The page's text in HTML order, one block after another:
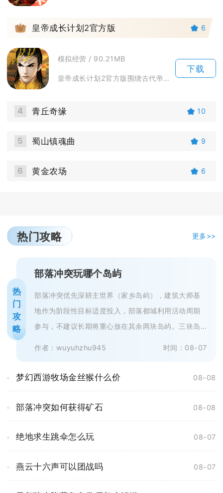
3 皇帝成长计划2官方版 6
模拟经营 / 90.21MB
皇帝成长计划2官方版围绕古代帝王人生打造历史模拟养成手游，玩家能够自选历朝帝王剧本，执掌朝...
下载
4 青丘奇缘 10
5 蜀山镇魂曲 9
6 黄金农场 6
热门攻略 更多>>
热
门
攻
略
部落冲突玩哪个岛屿
部落冲突优先深耕主世界（家乡岛屿），建筑大师基
地作为阶段性目标适度投入，部落都城利用活动周期
参与，不建议长期将重心放在其余两块岛屿。三块岛
作者：wuyuhzhu945 时间：08-07
梦幻西游牧场金丝猴什么价 08-08
部落冲突如何获得矿石 08-08
绝地求生跳伞怎么玩 08-07
燕云十六声可以团战吗 08-07